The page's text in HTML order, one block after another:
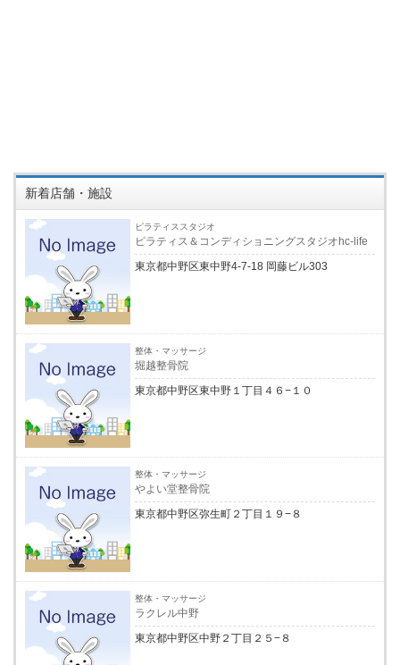
新着店舗・施設
ピラティススタジオ
ピラティス＆コンディショニングスタジオhc-life
東京都中野区東中野4-7-18 岡藤ビル303
整体・マッサージ
堀越整骨院
東京都中野区東中野１丁目４６−１０
整体・マッサージ
やよい堂整骨院
東京都中野区弥生町２丁目１９−８
整体・マッサージ
ラクレル中野
東京都中野区中野２丁目２５−８